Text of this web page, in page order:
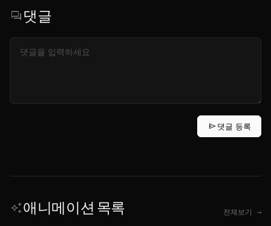
forum댓글
send댓글 등록
auto_awesome애니메이션 목록 전체보기 →